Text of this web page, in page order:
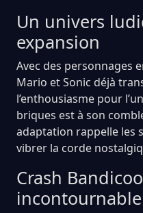
Un univers
expansion
Avec des personnages
Mario et Sonic déjà
l’enthousiasme pour
briques est à son
adaptation rappelle les
vibrer la corde
Crash
incontournable